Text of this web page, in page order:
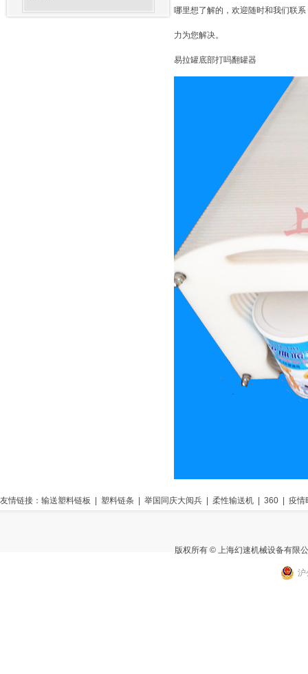
哪里想了解的，欢迎随时和我们联
力为您解决。
易拉罐底部打吗翻罐器
友情链接： 输送塑料链板 塑料链条 举国同庆大阅兵 柔性输送机 360 疫情
版权所有 © 上海幻速机械设备有限
沪